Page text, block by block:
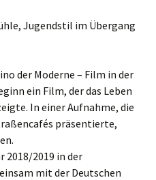
Jugendstil im Übergang
der Moderne – Film in der
ein Film, der das Leben
In einer Aufnahme, die
präsentierte,
2018/2019 in der
mit der Deutschen